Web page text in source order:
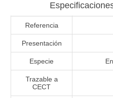
Referencia
Presentación
Especie
Trazable a
CECT